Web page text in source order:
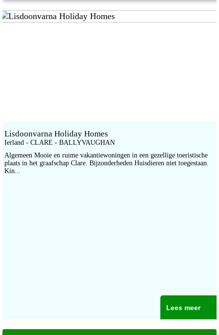
Lisdoonvarna Holiday Homes
Ierland - CLARE - BALLYVAUGHAN
Algemeen Mooie en ruime vakantiewoningen in een gezellige toeristische
plaats in het graafschap Clare. Bijzonderheden Huisdieren niet toegestaan.
Kin...
Lees meer